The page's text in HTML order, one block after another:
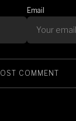
Email